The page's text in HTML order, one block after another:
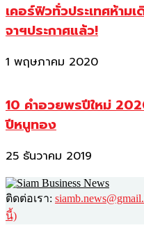
เคอร์ฟิวทั่วประเทศห้าม
จาฯประกาศแล้ว!
1 พฤษภาคม 2020
10 คำอวยพรปีใหม่
ปีหนูทอง
25 ธันวาคม 2019
ติดต่อเรา:
นี้)